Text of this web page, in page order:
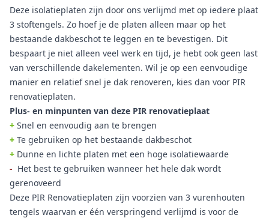
Deze isolatieplaten zijn door ons verlijmd met op iedere plaat
3 stoftengels. Zo hoef je de platen alleen maar op het
bestaande dakbeschot te leggen en te bevestigen. Dit
bespaart je niet alleen veel werk en tijd, je hebt ook geen last
van verschillende dakelementen. Wil je op een eenvoudige
manier en relatief snel je dak renoveren, kies dan voor PIR
renovatieplaten.
Plus- en minpunten van deze PIR renovatieplaat
+ Snel en eenvoudig aan te brengen
+ Te gebruiken op het bestaande dakbeschot
+ Dunne en lichte platen met een hoge isolatiewaarde
- Het best te gebruiken wanneer het hele dak wordt
gerenoveerd
Deze PIR Renovatieplaten zijn voorzien van 3 vurenhouten
tengels waarvan er één verspringend verlijmd is voor de